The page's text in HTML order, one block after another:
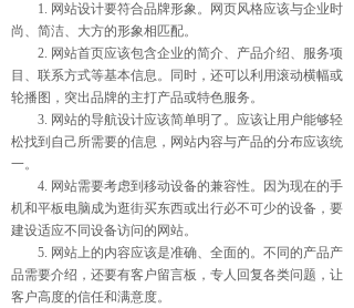
1. 网站设计要符合品牌形象。网页风格应该与企业时
尚、简洁、大方的形象相匹配。
2. 网站首页应该包含企业的简介、产品介绍、服务项
目、联系方式等基本信息。同时，还可以利用滚动横幅或
轮播图，突出品牌的主打产品或特色服务。
3. 网站的导航设计应该简单明了。应该让用户能够轻
松找到自己所需要的信息，网站内容与产品的分布应该统
一。
4. 网站需要考虑到移动设备的兼容性。因为现在的手
机和平板电脑成为逛街买东西或出行必不可少的设备，要
建设适应不同设备访问的网站。
5. 网站上的内容应该是准确、全面的。不同的产品产
品需要介绍，还要有客户留言板，专人回复各类问题，让
客户高度的信任和满意度。